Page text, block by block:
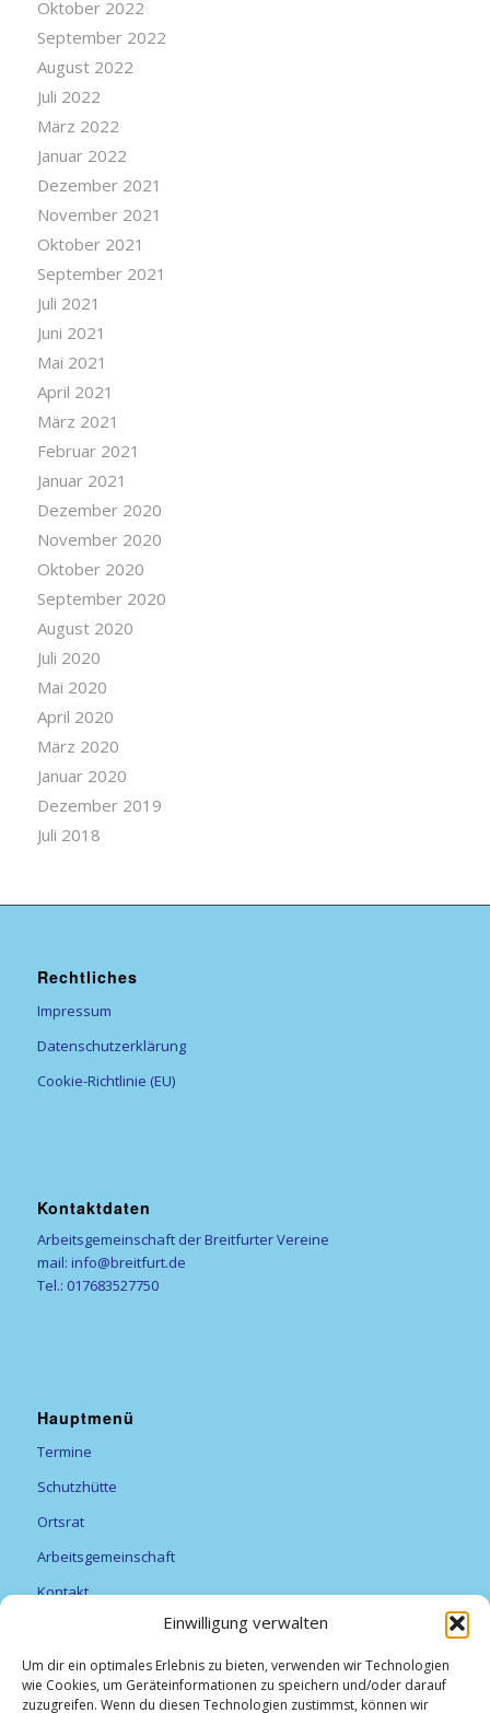
Einwilligung verwalten
Um dir ein optimales Erlebnis zu bieten, verwenden wir Technologien
wie Cookies, um Geräteinformationen zu speichern und/oder darauf
zuzugreifen. Wenn du diesen Technologien zustimmst, können wir
Oktober 2022
September 2022
August 2022
Juli 2022
März 2022
Januar 2022
Dezember 2021
November 2021
Oktober 2021
September 2021
Juli 2021
Juni 2021
Mai 2021
April 2021
März 2021
Februar 2021
Januar 2021
Dezember 2020
November 2020
Oktober 2020
September 2020
August 2020
Juli 2020
Mai 2020
April 2020
März 2020
Januar 2020
Dezember 2019
Juli 2018
Rechtliches
Impressum
Datenschutzerklärung
Cookie-Richtlinie (EU)
Kontaktdaten
Arbeitsgemeinschaft der Breitfurter Vereine
mail: info@breitfurt.de
Tel.: 017683527750
Hauptmenü
Termine
Schutzhütte
Ortsrat
Arbeitsgemeinschaft
Kontakt
Feuerwehr
Förderverein Alexanderturm